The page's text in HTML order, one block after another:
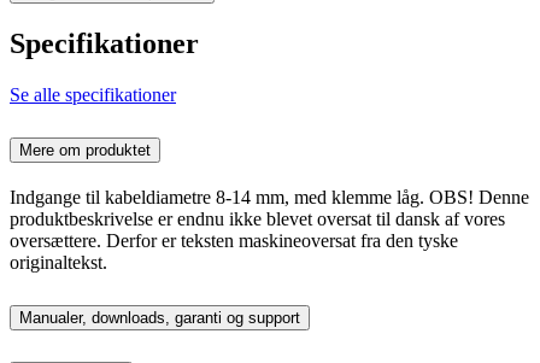
Specifikationer
Se alle specifikationer
Mere om produktet
Indgange til kabeldiametre 8-14 mm, med klemme låg. OBS! Denne
produktbeskrivelse er endnu ikke blevet oversat til dansk af vores
oversættere. Derfor er teksten maskineoversat fra den tyske
originaltekst.
Manualer, downloads, garanti og support